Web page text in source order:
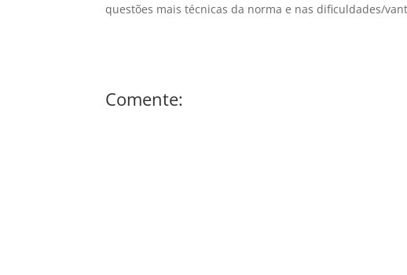
questões mais técnicas da norma e nas dificuldades/
Comente: